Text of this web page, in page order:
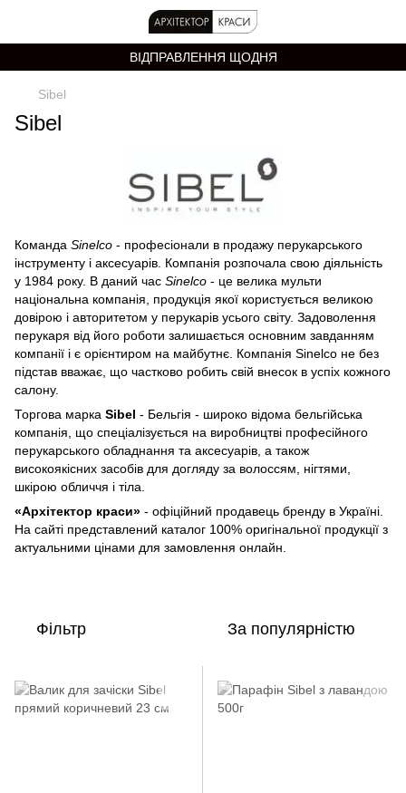
ВІДПРАВЛЕННЯ ЩОДНЯ
Sibel
Sibel
Команда Sinelco - професіонали в продажу перукарського
інструменту і аксесуарів. Компанія розпочала свою діяльність
у 1984 року. В даний час Sinelco - це велика мульти
національна компанія, продукція якої користується великою
довірою і авторитетом у перукарів усього світу. Задоволення
перукаря від його роботи залишається основним завданням
компанії і є орієнтиром на майбутнє. Компанія Sinelco не без
підстав вважає, що частково робить свій внесок в успіх кожного
салону.
Торгова марка Sibel - Бельгія - широко відома бельгійська
компанія, що спеціалізується на виробництві професійного
перукарського обладнання та аксесуарів, а також
високоякісних засобів для догляду за волоссям, нігтями,
шкірою обличчя і тіла.
«Архітектор краси» - офіційний продавець бренду в Україні.
На сайті представлений каталог 100% оригінальної продукції з
актуальними цінами для замовлення онлайн.
Фільтр За популярністю